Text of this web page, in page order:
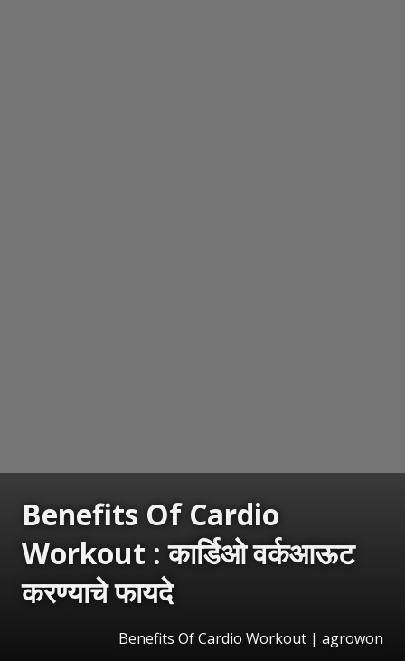
Benefits Of Cardio
Workout : कार्डिओ वर्कआऊट
करण्याचे फायदे
Benefits Of Cardio Workout | agrowon